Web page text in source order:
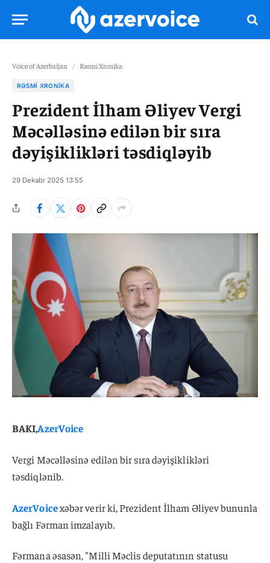
Voice of Azerbaijan / Rəsmi Xronika
RƏSMI XRONIKA
Prezident İlham Əliyev Vergi
Məcəlləsinə edilən bir sıra
dəyişiklikləri təsdiqləyib
29 Dekabr 2025 13:55
BAKI,AzerVoice
Vergi Məcəlləsinə edilən bir sıra dəyişiklikləri
təsdiqlənib.
AzerVoicexəbər verir ki, Prezident İlham Əliyev bununla
bağlı Fərman imzalayıb.
Fərmana əsasən, "Milli Məclis deputatının statusu